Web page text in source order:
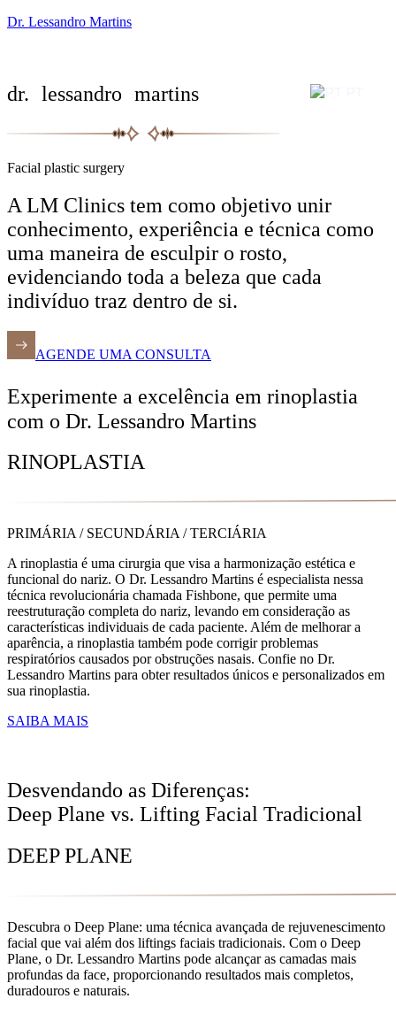
Dr. Lessandro Martins
dr. lessandro martins
Facial plastic surgery
A LM Clinics tem como objetivo unir
conhecimento, experiência e técnica como
uma maneira de esculpir o rosto,
evidenciando toda a beleza que cada
indivíduo traz dentro de si.
AGENDE UMA CONSULTA
Experimente a excelência em rinoplastia
com o Dr. Lessandro Martins
RINOPLASTIA
PRIMÁRIA / SECUNDÁRIA / TERCIÁRIA
A rinoplastia é uma cirurgia que visa a harmonização estética e
funcional do nariz. O Dr. Lessandro Martins é especialista nessa
técnica revolucionária chamada Fishbone, que permite uma
reestruturação completa do nariz, levando em consideração as
características individuais de cada paciente. Além de melhorar a
aparência, a rinoplastia também pode corrigir problemas
respiratórios causados por obstruções nasais. Confie no Dr.
Lessandro Martins para obter resultados únicos e personalizados em
sua rinoplastia.
SAIBA MAIS
Desvendando as Diferenças:
Deep Plane vs. Lifting Facial Tradicional
DEEP PLANE
Descubra o Deep Plane: uma técnica avançada de rejuvenescimento
facial que vai além dos liftings faciais tradicionais. Com o Deep
Plane, o Dr. Lessandro Martins pode alcançar as camadas mais
profundas da face, proporcionando resultados mais completos,
duradouros e naturais.